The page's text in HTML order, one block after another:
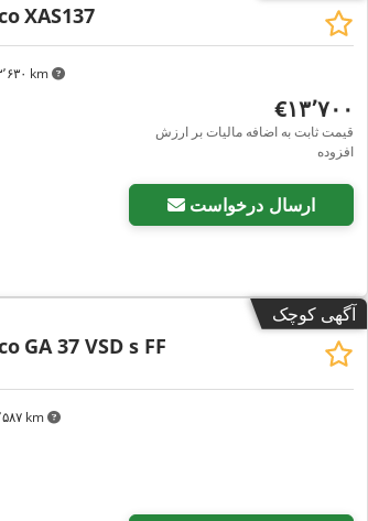
۳٬۶۳۰ km
XAS137
‎€۱۳٬۷۰۰
قیمت ثابت به اضافه مالیات بر ارزش
افزوده
ارسال درخواست
آگهی کوچک
۳٬۵۸۷ km
GA 37 VSD s FF